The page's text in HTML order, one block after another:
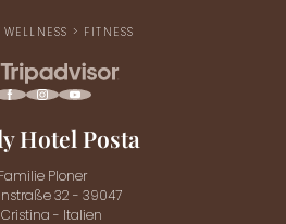
WELLNESS > FITNESS
Hotel Posta
Familie Ploner
32 - 39047
Cristina - Italien